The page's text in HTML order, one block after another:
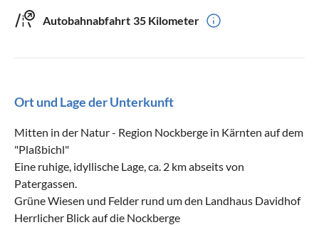
Autobahnabfahrt 35 Kilometer
Ort und Lage der Unterkunft
Mitten in der Natur - Region Nockberge in Kärnten auf dem
"Plaßbichl"
Eine ruhige, idyllische Lage, ca. 2 km abseits von
Patergassen.
Grüne Wiesen und Felder rund um den Landhaus Davidhof
Herrlicher Blick auf die Nockberge